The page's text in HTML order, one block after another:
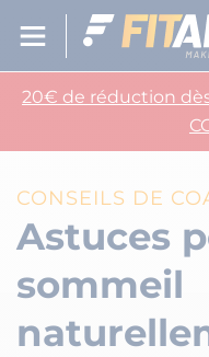
20€ de réduction
CONSEILS DE
Astuces
sommeil